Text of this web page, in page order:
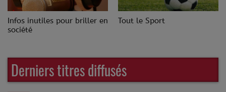
Infos inutiles pour briller en
société
Tout le Sport
Derniers titres diffusés